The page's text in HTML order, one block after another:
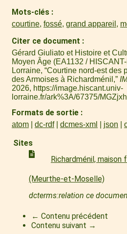
Mots-clés
courtine, fossé, grand appareil ,
Citer ce document
Gérard Giuliato et Histoire et
Moyen Âge (EA1132 /
Lorraine, “Courtine nord-est des
des Armoises à Richardménil,”
2026, https://image.hiscant.univ-
lorraine.fr/ark%3A/67375/
Formats de sortie
atom dc-rdf dcmes-xml json
Sites
Richardménil,
(Meurthe-et-Moselle)
dcterms:relation ce
← Contenu précédent
Contenu suivant →